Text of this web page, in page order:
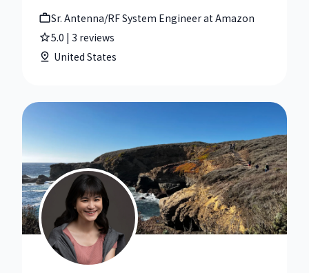
Sr. Antenna/RF System Engineer at Amazon
5.0 | 3 reviews
United States